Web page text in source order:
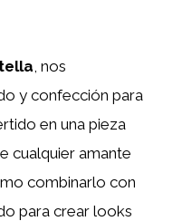
, nos
y confección para
en una pieza
cualquier amante
combinarlo con
para crear looks